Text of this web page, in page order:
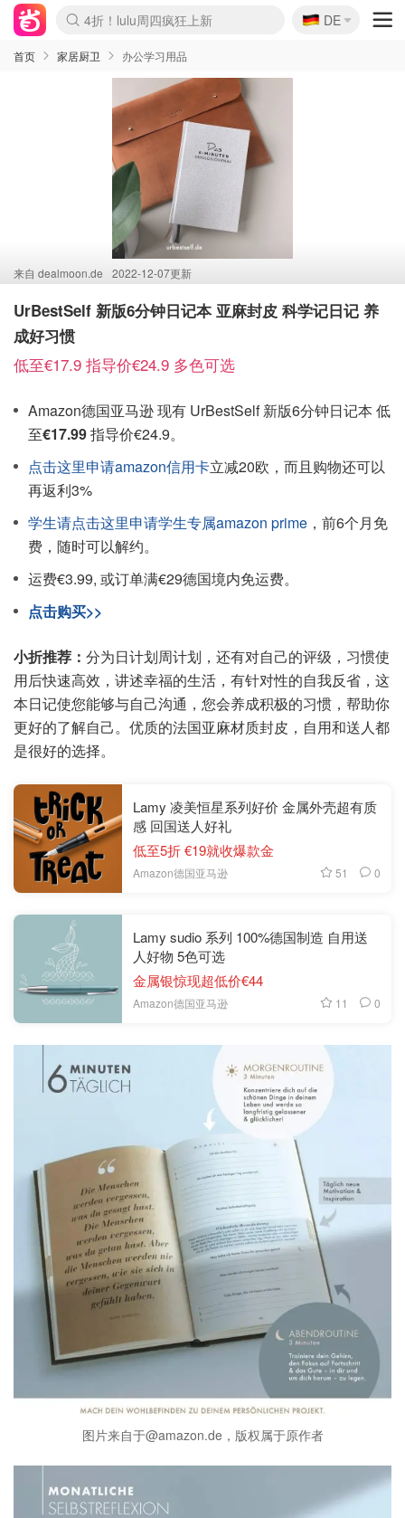
Boticinal 夏促开抢！
4折！lulu周四疯狂上新
还没结束！&OtherStories大促
Joybuy变相75折 随时失效
速领！Stanley独家85折
疑似霸哥！Camper额外叠85折
Zalando 奥莱闪促！每日更新
Moncler反季囤！5折起+叠9折
Coach Brooklyn仅€192
🇩🇪
DE
首页 家居厨卫 办公学习用品
来自 dealmoon.de 2022-12-07更新
UrBestSelf 新版6分钟日记本 亚麻封皮 科学记日记 养
成好习惯
低至€17.9 指导价€24.9 多色可选
Amazon德国亚马逊 现有 UrBestSelf 新版6分钟日记本 低
至€17.99指导价€24.9。
点击这里申请amazon信用卡立减20欧，而且购物还可以
再返利3%
学生请点击这里申请学生专属amazon prime ，前6个月免
费，随时可以解约。
运费€3.99, 或订单满€29德国境内免运费。
点击购买>>
小折推荐： 分为日计划周计划，还有对自己的评级，习惯使
用后快速高效，讲述幸福的生活，有针对性的自我反省，这
本日记使您能够与自己沟通，您会养成积极的习惯，帮助你
更好的了解自己。优质的法国亚麻材质封皮，自用和送人都
是很好的选择。
Lamy 凌美恒星系列好价 金属外壳超有质
感 回国送人好礼
低至5折 €19就收爆款金
Amazon德国亚马逊 51 0
Lamy sudio 系列 100%德国制造 自用送
人好物 5色可选
金属银惊现超低价€44
Amazon德国亚马逊 11 0
图片来自于@amazon.de，版权属于原作者